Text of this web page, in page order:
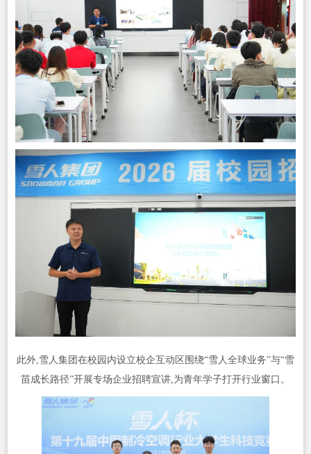
此外,雪人集团在校园内设立校企互动区围绕“雪人全球业务”与“雪
苗成长路径”开展专场企业招聘宣讲,为青年学子打开行业窗口。